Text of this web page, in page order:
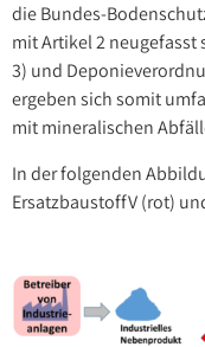
die Bundes-
mit Artikel 2
3) und
ergeben sich somit
mit mineralischen
In der folgenden
ErsatzbaustoffV (rot)